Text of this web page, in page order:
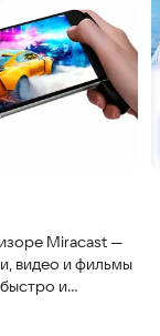
Miracast —
видео и фильмы
и
уверены, что